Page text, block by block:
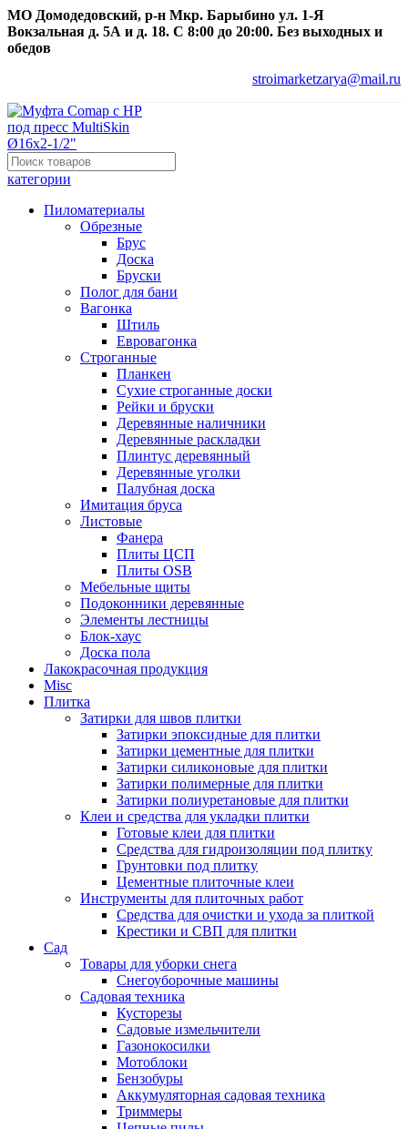
МО Домодедовский, р-н Мкр. Барыбино ул. 1-Я
Вокзальная д. 5А и д. 18. С 8:00 до 20:00. Без выходных и
обедов
stroimarketzarya@mail.ru
категории
Пиломатериалы
Обрезные
Брус
Доска
Бруски
Полог для бани
Вагонка
Штиль
Евровагонка
Строганные
Планкен
Сухие строганные доски
Рейки и бруски
Деревянные наличники
Деревянные раскладки
Плинтус деревянный
Деревянные уголки
Палубная доска
Имитация бруса
Листовые
Фанера
Плиты ЦСП
Плиты OSB
Мебельные щиты
Подоконники деревянные
Элементы лестницы
Блок-хаус
Доска пола
Лакокрасочная продукция
Misc
Плитка
Затирки для швов плитки
Затирки эпоксидные для плитки
Затирки цементные для плитки
Затирки силиконовые для плитки
Затирки полимерные для плитки
Затирки полиуретановые для плитки
Клеи и средства для укладки плитки
Готовые клеи для плитки
Средства для гидроизоляции под плитку
Грунтовки под плитку
Цементные плиточные клеи
Инструменты для плиточных работ
Средства для очистки и ухода за плиткой
Крестики и СВП для плитки
Сад
Товары для уборки снега
Снегоуборочные машины
Садовая техника
Кусторезы
Садовые измельчители
Газонокосилки
Мотоблоки
Бензобуры
Аккумуляторная садовая техника
Триммеры